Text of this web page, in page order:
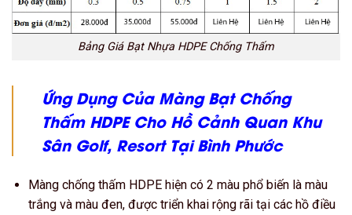
Bảng Giá Bạt Nhựa HDPE Chống Thấm
Ứng Dụng Của Màng Bạt Chống
Thấm HDPE Cho Hồ Cảnh Quan Khu
Sân Golf, Resort Tại Bình Phước
Màng chống thấm HDPE hiện có 2 màu phổ biến là màu
trắng và màu đen, được triển khai rộng rãi tại các hồ điều